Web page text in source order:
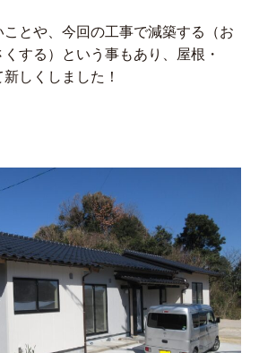
とや、今回の工事で減築する（お
する）という事もあり、屋根・
しくしました！